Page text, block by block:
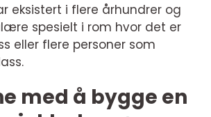
eksistert i flere århundrer og
spesielt i rom hvor det er
eller flere personer som
med å bygge en